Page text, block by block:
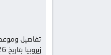
تفاصيل